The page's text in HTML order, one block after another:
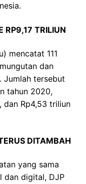
RP9,17 TRILIUN
mencatat 111
dan
Jumlah tersebut
tahun 2020,
dan Rp4,53 triliun
DITAMBAH
yang sama
dan digital, DJP